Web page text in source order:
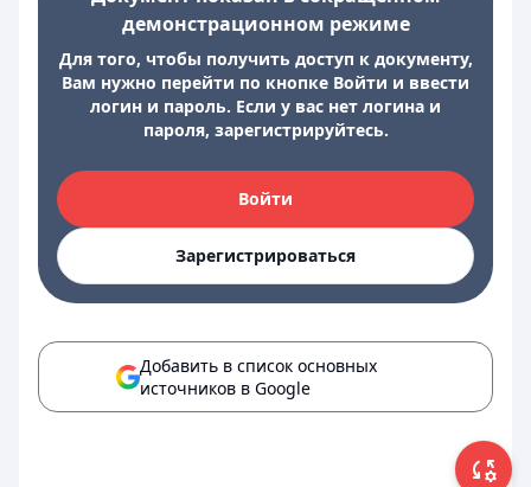
демонстрационном режиме
Для того, чтобы получить доступ к документу,
Вам нужно перейти по кнопке Войти и ввести
логин и пароль. Если у вас нет логина и
пароля, зарегистрируйтесь.
Войти
Зарегистрироваться
Добавить в список основных
источников в Google